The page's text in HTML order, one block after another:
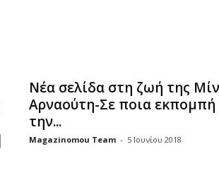
Νέα σελίδα στη ζωή της
Αρναούτη-Σε ποια εκπομπή
την...
Magazinomou Team - 5 Ιουνίου 2018